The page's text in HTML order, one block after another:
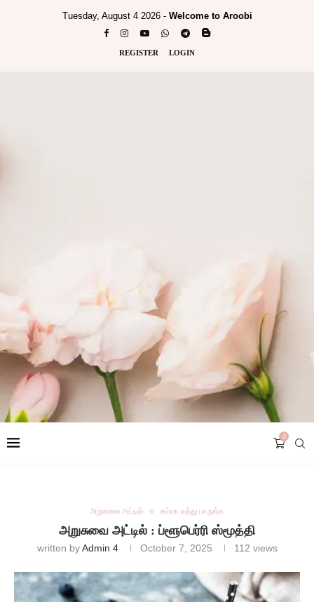
Tuesday, August 4 2026 - Welcome to Aroobi
REGISTER LOGIN
0
அறுசுவை அட்டில் சும்மா வந்து பாருங்க
அறுசுவை அட்டில் : ப்ளூபெர்ரி ஸ்மூத்தி
written byAdmin 4 October 7, 2025 112 views